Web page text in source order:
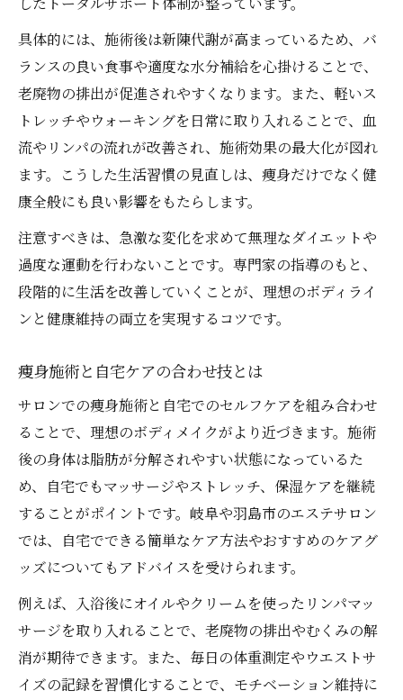
具体的には、施術後は新陳代謝が高まっているため、バ
ランスの良い食事や適度な水分補給を心掛けることで、
老廃物の排出が促進されやすくなります。また、軽いス
トレッチやウォーキングを日常に取り入れることで、血
流やリンパの流れが改善され、施術効果の最大化が図れ
ます。こうした生活習慣の見直しは、痩身だけでなく健
康全般にも良い影響をもたらします。
注意すべきは、急激な変化を求めて無理なダイエットや
過度な運動を行わないことです。専門家の指導のもと、
段階的に生活を改善していくことが、理想のボディライ
ンと健康維持の両立を実現するコツです。
痩身施術と自宅ケアの合わせ技とは
サロンでの痩身施術と自宅でのセルフケアを組み合わせ
ることで、理想のボディメイクがより近づきます。施術
後の身体は脂肪が分解されやすい状態になっているた
め、自宅でもマッサージやストレッチ、保湿ケアを継続
することがポイントです。岐阜や羽島市のエステサロン
では、自宅でできる簡単なケア方法やおすすめのケアグ
ッズについてもアドバイスを受けられます。
例えば、入浴後にオイルやクリームを使ったリンパマッ
サージを取り入れることで、老廃物の排出やむくみの解
消が期待できます。また、毎日の体重測定やウエストサ
イズの記録を習慣化することで、モチベーション維持に